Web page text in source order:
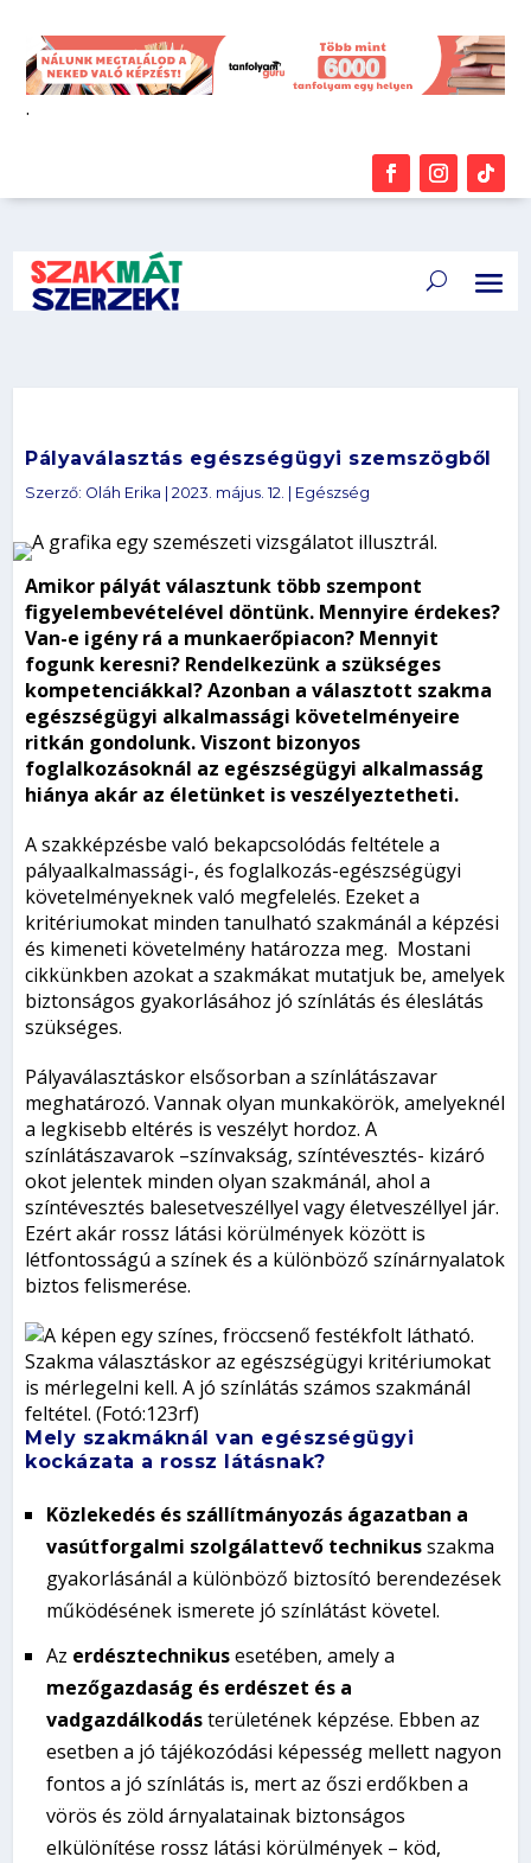
.
Pályaválasztás egészségügyi szemszögből
Szerző: Oláh Erika |2023. május. 12. Egészség
Amikor pályát választunk több szempont
figyelembevételével döntünk. Mennyire érdekes?
Van-e igény rá a munkaerőpiacon? Mennyit
fogunk keresni? Rendelkezünk a szükséges
kompetenciákkal? Azonban a választott szakma
egészségügyi alkalmassági követelményeire
ritkán gondolunk. Viszont bizonyos
foglalkozásoknál az egészségügyi alkalmasság
hiánya akár az életünket is veszélyeztetheti.
A szakképzésbe való bekapcsolódás feltétele a
pályaalkalmassági-, és foglalkozás-egészségügyi
követelményeknek való megfelelés. Ezeket a
kritériumokat minden tanulható szakmánál a képzési
és kimeneti követelmény határozza meg. Mostani
cikkünkben azokat a szakmákat mutatjuk be, amelyek
biztonságos gyakorlásához jó színlátás és éleslátás
szükséges.
Pályaválasztáskor elsősorban a színlátászavar
meghatározó. Vannak olyan munkakörök, amelyeknél
a legkisebb eltérés is veszélyt hordoz. A
színlátászavarok –színvakság, színtévesztés- kizáró
okot jelentek minden olyan szakmánál, ahol a
színtévesztés balesetveszéllyel vagy életveszéllyel jár.
Ezért akár rossz látási körülmények között is
létfontosságú a színek és a különböző színárnyalatok
biztos felismerése.
Szakma választáskor az egészségügyi kritériumokat
is mérlegelni kell. A jó színlátás számos szakmánál
feltétel. (Fotó:123rf)
Mely szakmáknál van egészségügyi
kockázata a rossz látásnak?
Közlekedés és szállítmányozás ágazatban a
vasútforgalmi szolgálattevő technikusszakma
gyakorlásánál a különböző biztosító berendezések
működésének ismerete jó színlátást követel.
Az erdésztechnikusesetében, amely a
mezőgazdaság és erdészet és a
vadgazdálkodásterületének képzése. Ebben az
esetben a jó tájékozódási képesség mellett nagyon
fontos a jó színlátás is, mert az őszi erdőkben a
vörös és zöld árnyalatainak biztonságos
elkülönítése rossz látási körülmények – köd,